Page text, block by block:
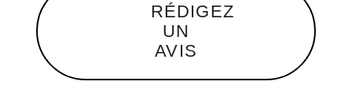
RÉDIGEZ
UN
AVIS